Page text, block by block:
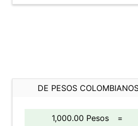
DE PESOS
1,000.00 Pesos =